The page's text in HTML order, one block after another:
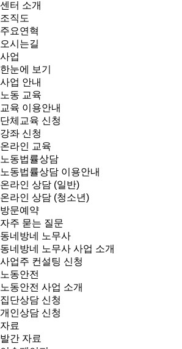
센터 소개
조직도
주요연혁
오시는길
사업
한눈에 보기
사업 안내
노동 교육
교육 이용안내
단체교육 신청
강좌 신청
온라인 교육
노동법률상담
노동법률상담 이용안내
온라인 상담 (일반)
온라인 상담 (청소년)
방문예약
자주 묻는 질문
동네방네 노무사
동네방네 노무사 사업 소개
사업주 컨설팅 신청
노동안전
노동안전 사업 소개
집단상담 신청
개인상담 신청
자료
발간 자료